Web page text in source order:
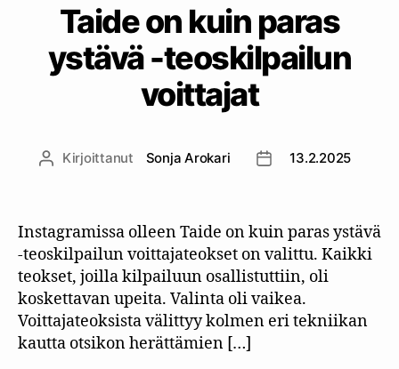
Taide on kuin paras
ystävä -teoskilpailun
voittajat
Kirjoittaja
Kirjoittanut Sonja Arokari Julkaisupäivämäärä
13.2.2025
Instagramissa olleen Taide on kuin paras ystävä
-teoskilpailun voittajateokset on valittu. Kaikki
teokset, joilla kilpailuun osallistuttiin, oli
koskettavan upeita. Valinta oli vaikea.
Voittajateoksista välittyy kolmen eri tekniikan
kautta otsikon herättämien […]